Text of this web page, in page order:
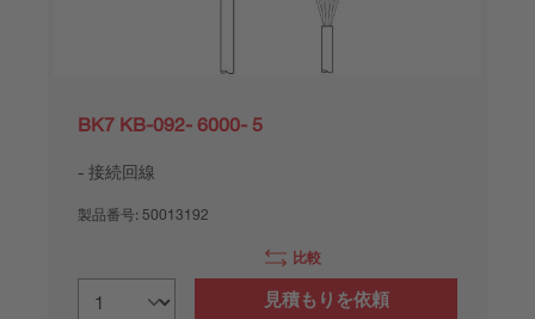
BK7 KB-092- 6000- 5
接続回線
製品番号: 50013192
比較
見積もりを依頼